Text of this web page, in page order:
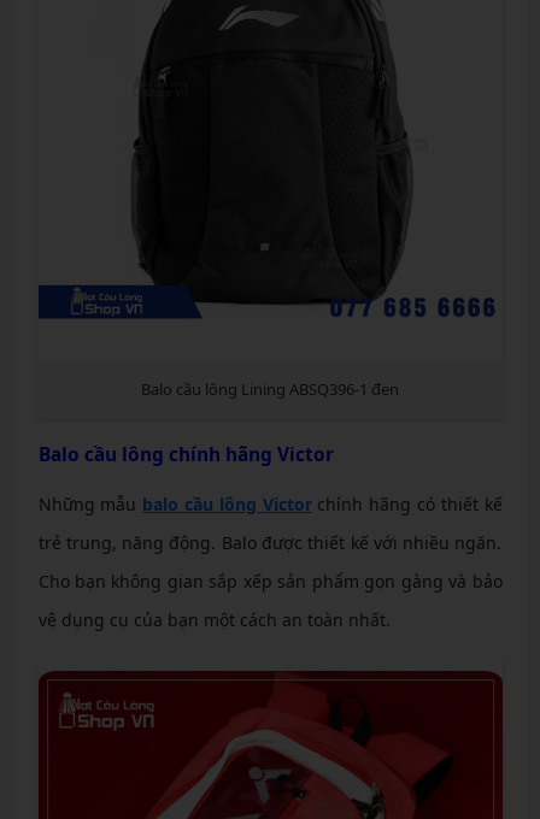
Balo cầu lông Lining ABSQ396-1 đen
Balo cầu lông chính hãng Victor
Những mẫu balo cầu lông Victorchính hãng có thiết kế
trẻ trung, năng động. Balo được thiết kế với nhiều ngăn.
Cho bạn không gian sắp xếp sản phẩm gọn gàng và bảo
vệ dụng cụ của bạn một cách an toàn nhất.